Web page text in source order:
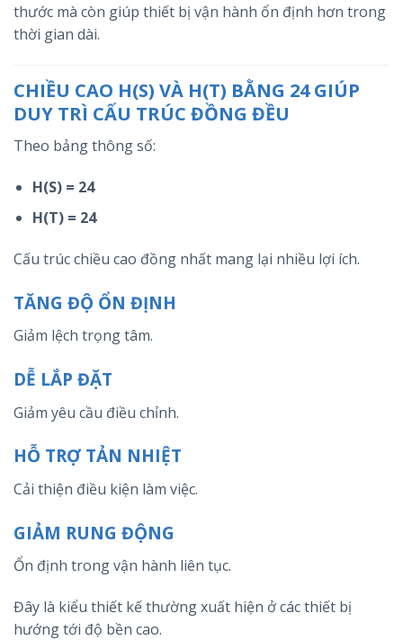
thước mà còn giúp thiết bị vận hành ổn định hơn trong
thời gian dài.
CHIỀU CAO H(S) VÀ H(T) BẰNG 24 GIÚP
DUY TRÌ CẤU TRÚC ĐỒNG ĐỀU
Theo bảng thông số:
H(S) = 24
H(T) = 24
Cấu trúc chiều cao đồng nhất mang lại nhiều lợi ích.
TĂNG ĐỘ ỔN ĐỊNH
Giảm lệch trọng tâm.
DỄ LẮP ĐẶT
Giảm yêu cầu điều chỉnh.
HỖ TRỢ TẢN NHIỆT
Cải thiện điều kiện làm việc.
GIẢM RUNG ĐỘNG
Ổn định trong vận hành liên tục.
Đây là kiểu thiết kế thường xuất hiện ở các thiết bị
hướng tới độ bền cao.